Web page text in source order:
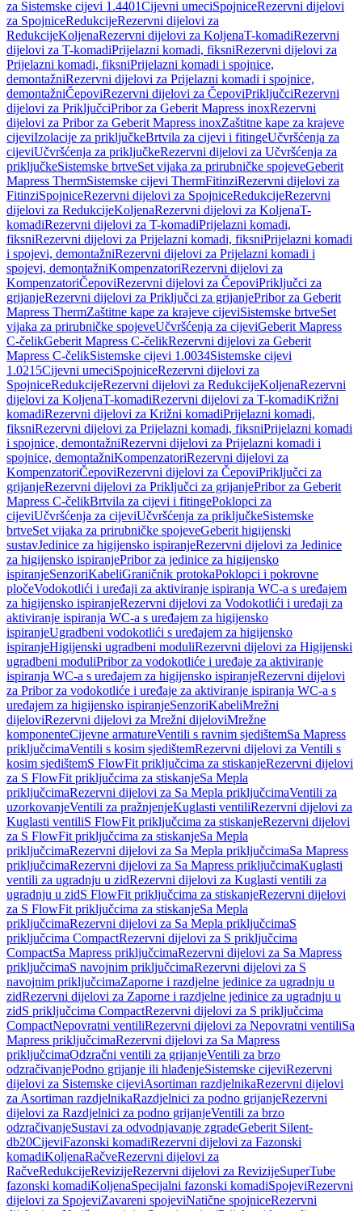
za Sistemske cijevi 1.4401Cijevni umeciSpojniceRezervni dijelovi
za SpojniceRedukcijeRezervni dijelovi za
RedukcijeKoljenaRezervni dijelovi za KoljenaT-komadiRezervni
dijelovi za T-komadiPrijelazni komadi, fiksniRezervni dijelovi za
Prijelazni komadi, fiksniPrijelazni komadi i spojnice,
demontažniRezervni dijelovi za Prijelazni komadi i spojnice,
demontažniČepoviRezervni dijelovi za ČepoviPriključciRezervni
dijelovi za PriključciPribor za Geberit Mapress inoxRezervni
dijelovi za Pribor za Geberit Mapress inoxZaštitne kape za krajeve
cijeviIzolacije za priključkeBrtvila za cijevi i fitingeUčvršćenja za
cijeviUčvršćenja za priključkeRezervni dijelovi za Učvršćenja za
priključkeSistemske brtveSet vijaka za prirubničke spojeveGeberit
Mapress ThermSistemske cijevi ThermFitinziRezervni dijelovi za
FitinziSpojniceRezervni dijelovi za SpojniceRedukcijeRezervni
dijelovi za RedukcijeKoljenaRezervni dijelovi za KoljenaT-
komadiRezervni dijelovi za T-komadiPrijelazni komadi,
fiksniRezervni dijelovi za Prijelazni komadi, fiksniPrijelazni komadi
i spojevi, demontažniRezervni dijelovi za Prijelazni komadi i
spojevi, demontažniKompenzatoriRezervni dijelovi za
KompenzatoriČepoviRezervni dijelovi za ČepoviPriključci za
grijanjeRezervni dijelovi za Priključci za grijanjePribor za Geberit
Mapress ThermZaštitne kape za krajeve cijeviSistemske brtveSet
vijaka za prirubničke spojeveUčvršćenja za cijeviGeberit Mapress
C-čelikGeberit Mapress C-čelikRezervni dijelovi za Geberit
Mapress C-čelikSistemske cijevi 1.0034Sistemske cijevi
1.0215Cijevni umeciSpojniceRezervni dijelovi za
SpojniceRedukcijeRezervni dijelovi za RedukcijeKoljenaRezervni
dijelovi za KoljenaT-komadiRezervni dijelovi za T-komadiKrižni
komadiRezervni dijelovi za Križni komadiPrijelazni komadi,
fiksniRezervni dijelovi za Prijelazni komadi, fiksniPrijelazni komadi
i spojnice, demontažniRezervni dijelovi za Prijelazni komadi i
spojnice, demontažniKompenzatoriRezervni dijelovi za
KompenzatoriČepoviRezervni dijelovi za ČepoviPriključci za
grijanjeRezervni dijelovi za Priključci za grijanjePribor za Geberit
Mapress C-čelikBrtvila za cijevi i fitingePoklopci za
cijeviUčvršćenja za cijeviUčvršćenja za priključkeSistemske
brtveSet vijaka za prirubničke spojeveGeberit higijenski
sustavJedinice za higijensko ispiranjeRezervni dijelovi za Jedinice
za higijensko ispiranjePribor za jedinice za higijensko
ispiranjeSenzoriKabeliGraničnik protokaPoklopci i pokrovne
pločeVodokotlići i uređaji za aktiviranje ispiranja WC-a s uređajem
za higijensko ispiranjeRezervni dijelovi za Vodokotlići i uređaji za
aktiviranje ispiranja WC-a s uređajem za higijensko
ispiranjeUgradbeni vodokotlići s uređajem za higijensko
ispiranjeHigijenski ugradbeni moduliRezervni dijelovi za Higijenski
ugradbeni moduliPribor za vodokotliće i uređaje za aktiviranje
ispiranja WC-a s uređajem za higijensko ispiranjeRezervni dijelovi
za Pribor za vodokotliće i uređaje za aktiviranje ispiranja WC-a s
uređajem za higijensko ispiranjeSenzoriKabeliMrežni
dijeloviRezervni dijelovi za Mrežni dijeloviMrežne
komponenteCijevne armatureVentili s ravnim sjedištemSa Mapress
priključcimaVentili s kosim sjedištemRezervni dijelovi za Ventili s
kosim sjedištemS FlowFit priključcima za stiskanjeRezervni dijelovi
za S FlowFit priključcima za stiskanjeSa Mepla
priključcimaRezervni dijelovi za Sa Mepla priključcimaVentili za
uzorkovanjeVentili za pražnjenjeKuglasti ventiliRezervni dijelovi za
Kuglasti ventiliS FlowFit priključcima za stiskanjeRezervni dijelovi
za S FlowFit priključcima za stiskanjeSa Mepla
priključcimaRezervni dijelovi za Sa Mepla priključcimaSa Mapress
priključcimaRezervni dijelovi za Sa Mapress priključcimaKuglasti
ventili za ugradnju u zidRezervni dijelovi za Kuglasti ventili za
ugradnju u zidS FlowFit priključcima za stiskanjeRezervni dijelovi
za S FlowFit priključcima za stiskanjeSa Mepla
priključcimaRezervni dijelovi za Sa Mepla priključcimaS
priključcima CompactRezervni dijelovi za S priključcima
CompactSa Mapress priključcimaRezervni dijelovi za Sa Mapress
priključcimaS navojnim priključcimaRezervni dijelovi za S
navojnim priključcimaZaporne i razdjelne jedinice za ugradnju u
zidRezervni dijelovi za Zaporne i razdjelne jedinice za ugradnju u
zidS priključcima CompactRezervni dijelovi za S priključcima
CompactNepovratni ventiliRezervni dijelovi za Nepovratni ventiliSa
Mapress priključcimaRezervni dijelovi za Sa Mapress
priključcimaOdzračni ventili za grijanjeVentili za brzo
odzračivanjePodno grijanje ili hlađenjeSistemske cijeviRezervni
dijelovi za Sistemske cijeviAsortiman razdjelnikaRezervni dijelovi
za Asortiman razdjelnikaRazdjelnici za podno grijanjeRezervni
dijelovi za Razdjelnici za podno grijanjeVentili za brzo
odzračivanjeSustavi za odvodnjavanje zgradeGeberit Silent-
db20CijeviFazonski komadiRezervni dijelovi za Fazonski
komadiKoljenaRačveRezervni dijelovi za
RačveRedukcijeRevizijeRezervni dijelovi za RevizijeSuperTube
fazonski komadiKoljenaSpecijalni fazonski komadiSpojeviRezervni
dijelovi za SpojeviZavareni spojeviNatične spojniceRezervni